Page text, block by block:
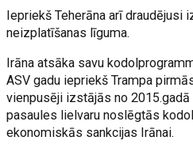
Iepriekš Teherāna arī draudējusi
neizplatīšanas līguma.
Irāna atsāka savu
ASV gadu iepriekš Trampa
vienpusēji izstājās no
pasaules lielvaru noslēgtās
ekonomiskās sankcijas Irānai.